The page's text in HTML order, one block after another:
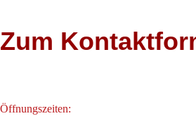
Zum
Öffnungszeiten: